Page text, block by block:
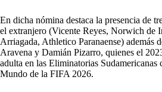
En dicha nómina destaca la presencia de
el extranjero (Vicente Reyes, Norwich de
Arriagada, Athletico Paranaense) además
Aravena y Damián Pizarro, quienes el
adulta en las Eliminatorias Sudamericanas
Mundo de la FIFA 2026.